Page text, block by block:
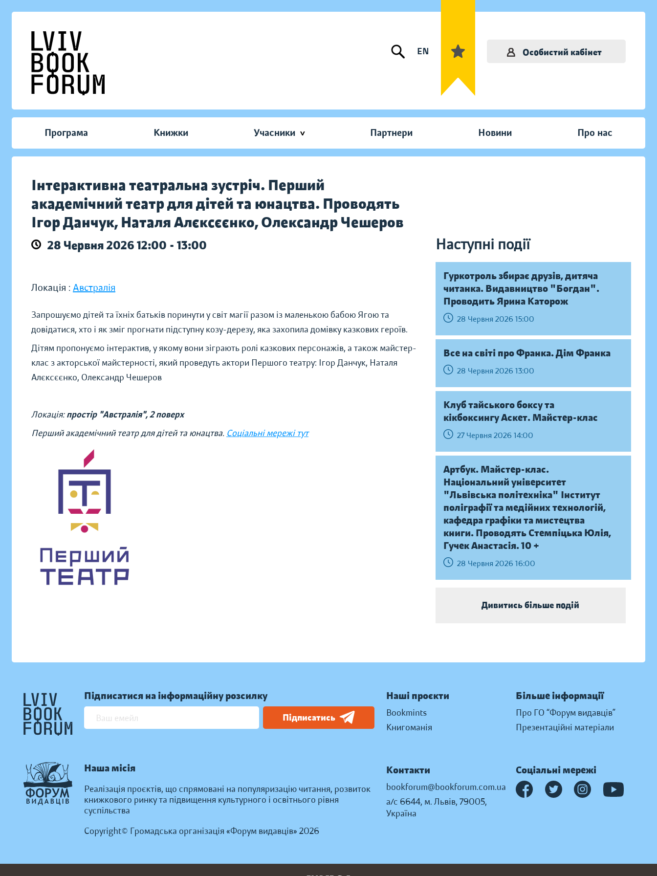
EN Особистий кабінет
Програма Книжки Учасники Партнери Новини Про нас
Інтерактивна театральна зустріч. Перший
академічний театр для дітей та юнацтва. Проводять
Ігор Данчук, Наталя Алєксєєнко, Олександр Чешеров
28 Червня 2026 12:00 - 13:00 Наступні події
Локація : Австралія
Запрошуємо дітей та їхніх батьків поринути у світ магії разом із маленькою бабою Ягою та
довідатися, хто і як зміг прогнати підступну козу-дерезу, яка захопила домівку казкових героїв.
Дітям пропонуємо інтерактив, у якому вони зіграють ролі казкових персонажів, а також майстер-
клас з акторської майстерності, який проведуть актори Першого театру: Ігор Данчук, Наталя
Алєксєєнко, Олександр Чешеров
Локація:простір "Австралія", 2 поверх
Перший академічний театр для дітей та юнацтва. Соціальні мережі тут
Гуркотроль збирає друзів, дитяча
читанка. Видавництво "Богдан".
Проводить Ярина Каторож
28 Червня 2026 15:00
Все на світі про Франка. Дім Франка
28 Червня 2026 13:00
Клуб тайського боксу та
кікбоксингу Аскет. Майстер-клас
27 Червня 2026 14:00
Артбук. Майстер-клас.
Національний університет
"Львівська політехніка" Інститут
поліграфії та медійних технологій,
кафедра графіки та мистецтва
книги. Проводять Стемпіцька Юлія,
Гучек Анастасія. 10 +
28 Червня 2026 16:00
Дивитись більше подій
Підписатися на інформаційну розсилку
Підписатись
Наша місія
Реалізація проєктів, що спрямовані на популяризацію читання, розвиток
книжкового ринку та підвищення культурного і освітнього рівня
суспільства
Copyright© Громадська організація «Форум видавців» 2026
Наші проєкти
Bookmints
Книгоманія
Більше інформації
Про ГО “Форум видавців”
Презентаційні матеріали
Контакти
bookforum@bookforum.com.ua
а/с 6644, м. Львів, 79005,
Україна
Соціальні мережі